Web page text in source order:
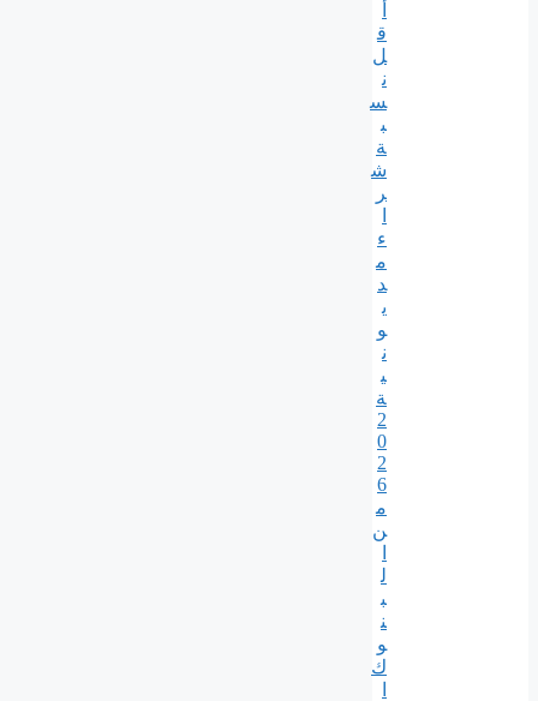
ق
ل
ن
س
ب
ة
ش
ر
ء
م
د
ي
و
ن
ي
ة
2
0
2
6
م
ن
ل
ب
ن
و
ك